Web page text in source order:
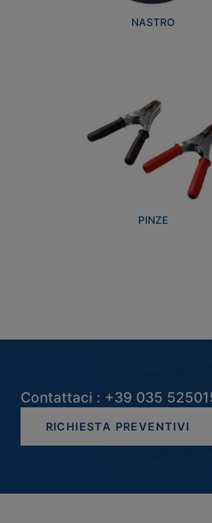
NASTRO
PINZE
Contattaci : +39 035
RICHIESTA PREVENTIVI